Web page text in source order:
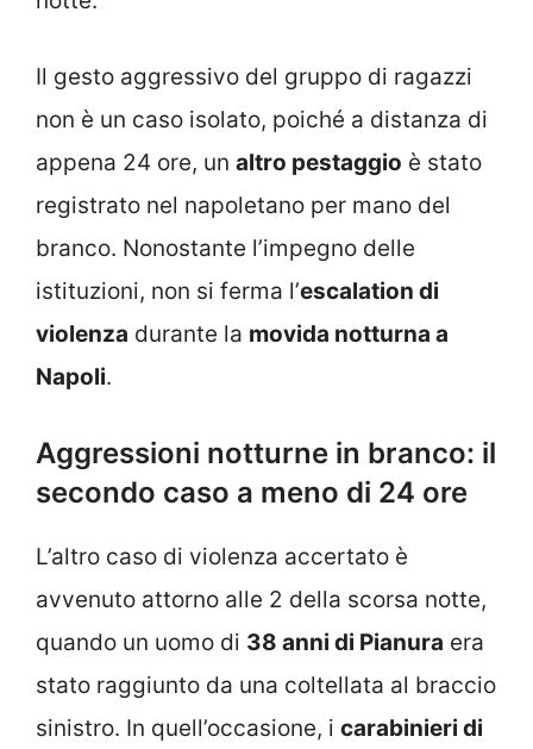
Il gesto aggressivo del gruppo di ragazzi
non è un caso isolato, poiché a distanza di
appena 24 ore, un altro pestaggio è stato
registrato nel napoletano per mano del
branco. Nonostante l’impegno delle
istituzioni, non si ferma l’escalation di
violenza durante la movida notturna a
Napoli.
Aggressioni notturne in branco: il
secondo caso a meno di 24 ore
L’altro caso di violenza accertato è
avvenuto attorno alle 2 della scorsa notte,
quando un uomo di 38 anni di Pianura era
stato raggiunto da una coltellata al braccio
sinistro. In quell’occasione, i carabinieri di